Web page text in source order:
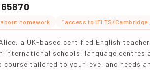
homework *access to IELTS/
a UK-based certified English
International schools, language centres
course tailored to your level and needs